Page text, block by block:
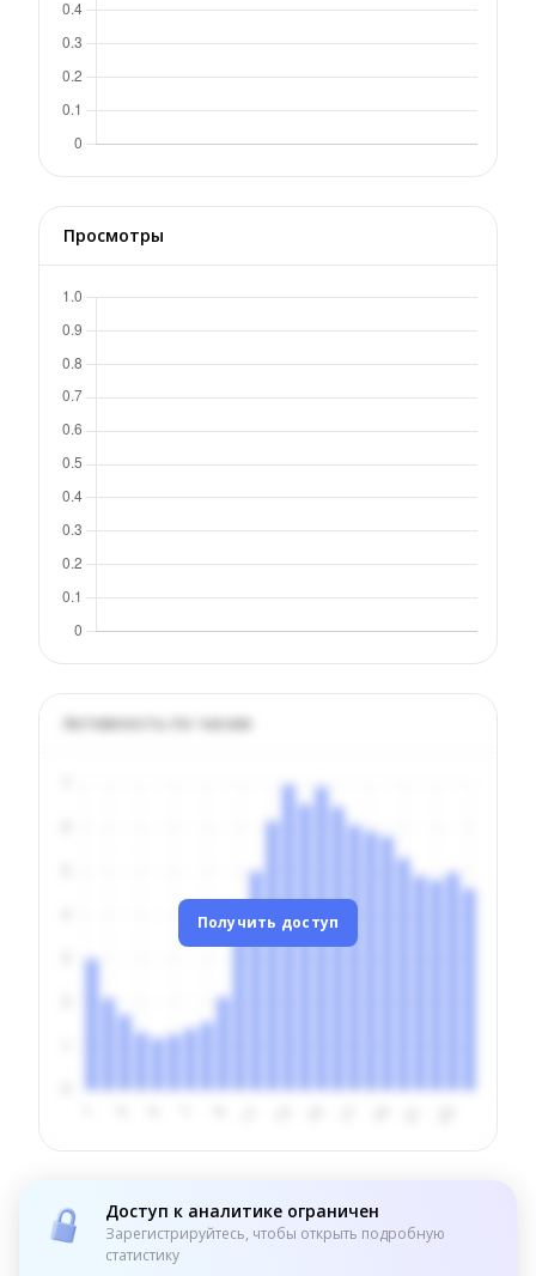
Просмотры
Активность по часам
Получить доступ
Доступ к аналитике ограничен
Зарегистрируйтесь, чтобы открыть подробную
статистику